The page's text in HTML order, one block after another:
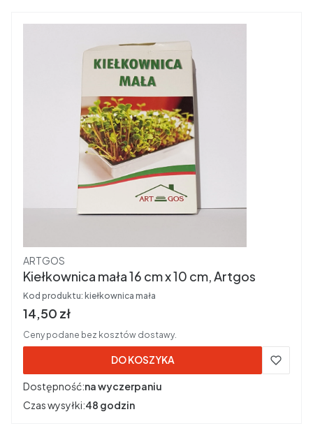
Producent
ARTGOS
Kiełkownica mała 16 cm x 10 cm, Artgos
Kod produktu: kiełkownica mała
Cena brutto
14,50 zł
Ceny podane bez kosztów dostawy.
DO KOSZYKA
Dostępność:na wyczerpaniu
Czas wysyłki:48 godzin